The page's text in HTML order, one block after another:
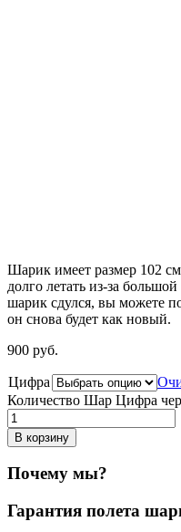
Шарик имеет размер 102
долго летать из-за
шарик сдулся, вы можете
он снова будет как новый.
900 руб.
Цифра
Количество Шар Цифра
В корзину
Почему мы?
Гарантия полета